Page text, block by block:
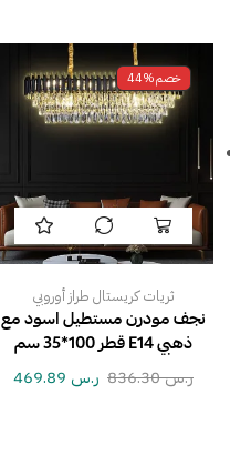
خصم44%
ثريات كريستال طراز أوروبي
نجف مودرن مستطيل اسود مع
ذهبي E14 قطر 100*35 سم
ر.س836.30 ر.س